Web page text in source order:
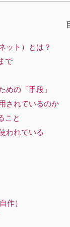
ット）とは？
で
めの「手段」
されているのか
こと
われている
作）